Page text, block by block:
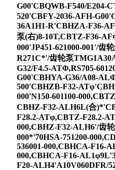
G00'CBQWB-F540/E204-
520'CBFY-2036-AFH-
36A1H1-R'CBHZA-F36-
泵(右)8-10T,CBTZ-F36-
000'JP451-621000-001'/齿
R271C*'/齿轮泵
G32/F4.5-ATΦ,RS705-
G00'CBHYA-G36/A08-
500'CBHZB-F32-
000'N150-601100-
CBHZ-F32-ALH6L(合
F28.2-ATφ,CBTZ-F28.2-
000,CBHZ-F32-ALH6'/齿轮
000*'70HSA-751200-
536001-000,CBHCA-F16-
000,CBHCA-F16-
F20-ALH4'A10V060DFR/